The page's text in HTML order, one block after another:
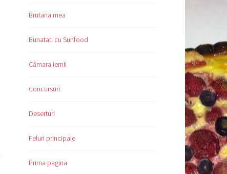
Brutaria mea
Bunatati cu Sunfood
Cămara iernii
Concursuri
Deserturi
Feluri principale
Prima pagina